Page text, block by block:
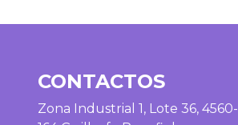
CONTACTOS
Zona Industrial 1, Lote 36, 4560-